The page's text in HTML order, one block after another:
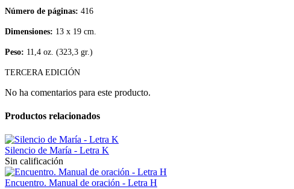
Número de páginas: 416
Dimensiones: 13 x 19 cm.
Peso: 11,4 oz. (323,3 gr.)
TERCERA EDICIÓN
No ha comentarios para este producto.
Productos relacionados
Silencio de María - Letra K
Sin calificación
Encuentro. Manual de oración - Letra H